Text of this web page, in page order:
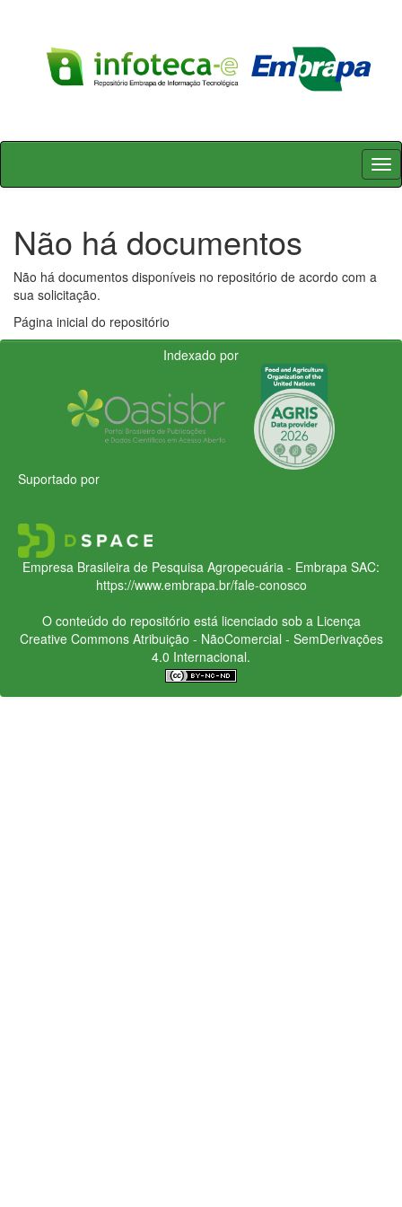
Skip
Não há documentos
Não há documentos disponíveis no repositório de acordo com a
sua solicitação.
Página inicial do repositório
Indexado por
Suportado por
Empresa Brasileira de Pesquisa Agropecuária - Embrapa SAC:
https://www.embrapa.br/fale-conosco
O conteúdo do repositório está licenciado sob a Licença
Creative CommonsAtribuição - NãoComercial - SemDerivações
4.0 Internacional.